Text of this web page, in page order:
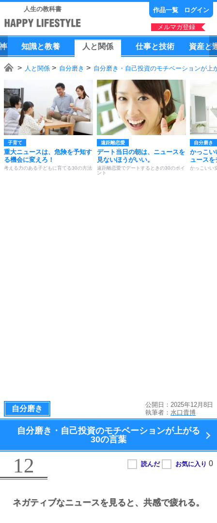
人生の教科書 作品一覧 ログイン
メルマガ登録
知識と教養 人 と 関係 仕事と技術 資産と
人と関係 自分磨き 自分磨き・自己投資のモチベーションが上
子育て
重大ニュースは、危険を予知す
る機会に変えろ！
考える力のある子どもに育てる30の方法
遠距離恋愛
デート当日の朝は、ニュースを
見ないほうがいい。
遠距離恋愛でデートするときの30のポイ
ント
自分磨き
かっこい
ュースを
かっこいい
自分磨き
公開日：2025年12月8日
執筆者： 水口貴博
自分磨き・自己投資のモチベーションが上がる
30の言葉
12
ネガティブなニュースを見ると、 共感で疲れる。